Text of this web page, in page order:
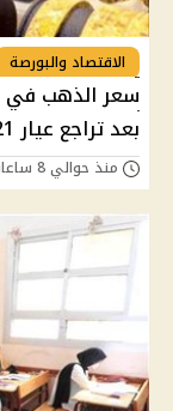
الاقتصاد والبورصة
بعد تراجع عيار 21 أمس
منذ حوالي 8 ساعات